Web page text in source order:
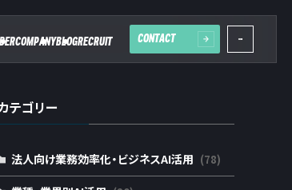
COMPANYBLOGRECRUIT CONTACT
テゴリー
法人向け業務効率化・ビジネスAI活用 (78)